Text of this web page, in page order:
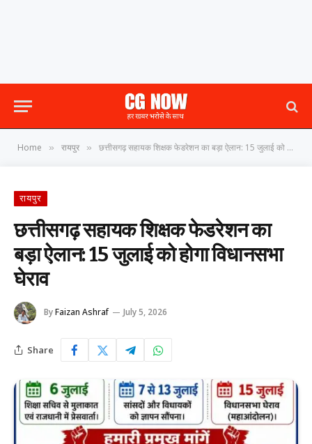
Home » रायपुर » छत्तीसगढ़ सहायक शिक्षक फेडरेशन का बड़ा ऐलान: 15 जुलाई को होगा विधानसभा घेराव
रायपुर
छत्तीसगढ़ सहायक शिक्षक फेडरेशन का
बड़ा ऐलान: 15 जुलाई को होगा विधानसभा
घेराव
ByFaizan Ashraf July 5, 2026
Share